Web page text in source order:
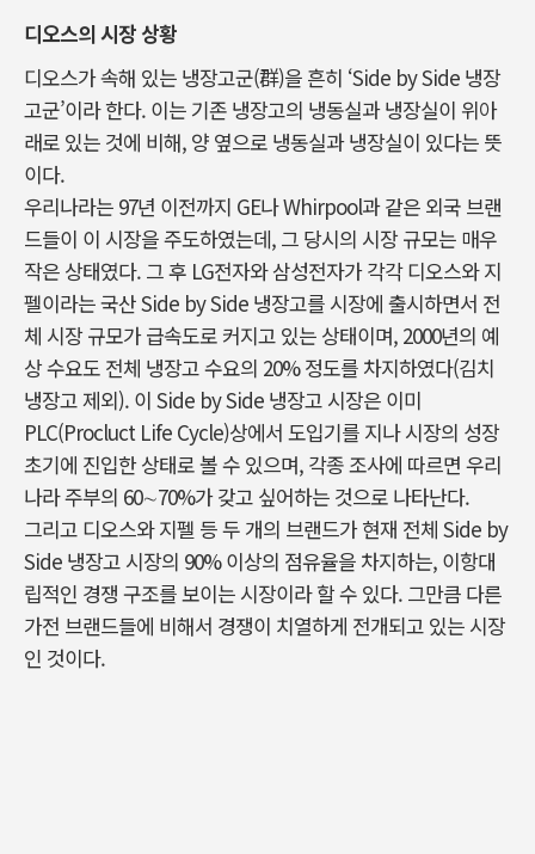
디오스의 시장 상황
디오스가 속해 있는 냉장고군(群)을 흔히 ‘Side by Side 냉장
고군’이라 한다. 이는 기존 냉장고의 냉동실과 냉장실이 위아
래로 있는 것에 비해, 양 옆으로 냉동실과 냉장실이 있다는 뜻
이다.
우리나라는 97년 이전까지 GE나 Whirpool과 같은 외국 브랜
드들이 이 시장을 주도하였는데, 그 당시의 시장 규모는 매우
작은 상태였다. 그 후 LG전자와 삼성전자가 각각 디오스와 지
펠이라는 국산 Side by Side 냉장고를 시장에 출시하면서 전
체 시장 규모가 급속도로 커지고 있는 상태이며, 2000년의 예
상 수요도 전체 냉장고 수요의 20% 정도를 차지하였다(김치
냉장고 제외). 이 Side by Side 냉장고 시장은 이미
PLC(Procluct Life Cycle)상에서 도입기를 지나 시장의 성장
초기에 진입한 상태로 볼 수 있으며, 각종 조사에 따르면 우리
나라 주부의 60∼70%가 갖고 싶어하는 것으로 나타난다.
그리고 디오스와 지펠 등 두 개의 브랜드가 현재 전체 Side by
Side 냉장고 시장의 90% 이상의 점유율을 차지하는, 이항대
립적인 경쟁 구조를 보이는 시장이라 할 수 있다. 그만큼 다른
가전 브랜드들에 비해서 경쟁이 치열하게 전개되고 있는 시장
인 것이다.